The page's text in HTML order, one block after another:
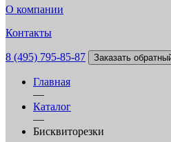
О компании
Контакты
8 (495) 795-85-87 Заказать
Главная
—
Каталог
—
Бисквиторезки